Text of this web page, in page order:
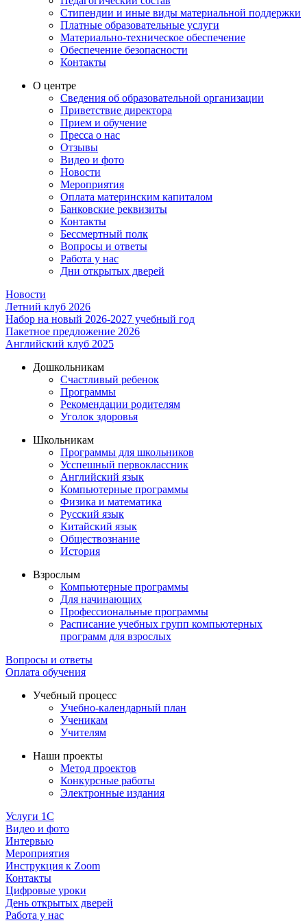
Стипендии и иные виды материальной поддержки
Платные образовательные услуги
Материально-техническое обеспечение
Обеспечение безопасности
Контакты
О центре
Сведения об образовательной организации
Приветствие директора
Прием и обучение
Пресса о нас
Отзывы
Видео и фото
Новости
Мероприятия
Оплата материнским капиталом
Банковские реквизиты
Контакты
Бессмертный полк
Вопросы и ответы
Работа у нас
Дни открытых дверей
Новости
Летний клуб 2026
Набор на новый 2026-2027 учебный год
Пакетное предложение 2026
Английский клуб 2025
Дошкольникам
Счастливый ребенок
Программы
Рекомендации родителям
Уголок здоровья
Школьникам
Программы для школьников
Усспешный первоклассник
Английский язык
Компьютерные программы
Физика и математика
Русский язык
Китайский язык
Обществознание
История
Взрослым
Компьютерные программы
Для начинающих
Профессиональные программы
Расписание учебных групп компьютерных
программ для взрослых
Вопросы и ответы
Оплата обучения
Учебный процесс
Учебно-календарный план
Ученикам
Учителям
Наши проекты
Метод проектов
Конкурсные работы
Электронные издания
Услуги 1C
Видео и фото
Интервью
Мероприятия
Инструкция к Zoom
Контакты
Цифровые уроки
День открытых дверей
Работа у нас